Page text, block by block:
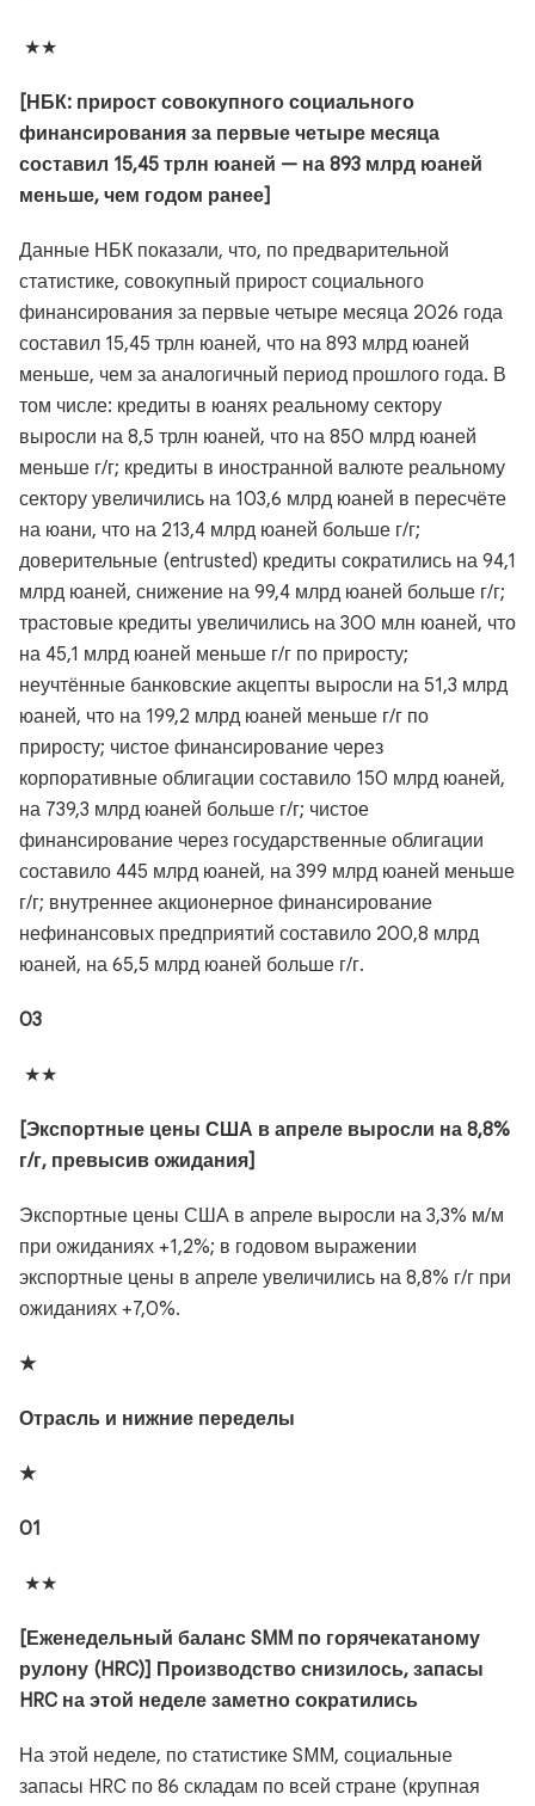
★★
[НБК: прирост совокупного социального
финансирования за первые четыре месяца
составил 15,45 трлн юаней — на 893 млрд юаней
меньше, чем годом ранее]
Данные НБК показали, что, по предварительной
статистике, совокупный прирост социального
финансирования за первые четыре месяца 2026 года
составил 15,45 трлн юаней, что на 893 млрд юаней
меньше, чем за аналогичный период прошлого года. В
том числе: кредиты в юанях реальному сектору
выросли на 8,5 трлн юаней, что на 850 млрд юаней
меньше г/г; кредиты в иностранной валюте реальному
сектору увеличились на 103,6 млрд юаней в пересчёте
на юани, что на 213,4 млрд юаней больше г/г;
доверительные (entrusted) кредиты сократились на 94,1
млрд юаней, снижение на 99,4 млрд юаней больше г/г;
трастовые кредиты увеличились на 300 млн юаней, что
на 45,1 млрд юаней меньше г/г по приросту;
неучтённые банковские акцепты выросли на 51,3 млрд
юаней, что на 199,2 млрд юаней меньше г/г по
приросту; чистое финансирование через
корпоративные облигации составило 150 млрд юаней,
на 739,3 млрд юаней больше г/г; чистое
финансирование через государственные облигации
составило 445 млрд юаней, на 399 млрд юаней меньше
г/г; внутреннее акционерное финансирование
нефинансовых предприятий составило 200,8 млрд
юаней, на 65,5 млрд юаней больше г/г.
03
★★
[Экспортные цены США в апреле выросли на 8,8%
г/г, превысив ожидания]
Экспортные цены США в апреле выросли на 3,3% м/м
при ожиданиях +1,2%; в годовом выражении
экспортные цены в апреле увеличились на 8,8% г/г при
ожиданиях +7,0%.
★
Отрасль и нижние переделы
★
01
★★
[Еженедельный баланс SMM по горячекатаному
рулону (HRC)] Производство снизилось, запасы
HRC на этой неделе заметно сократились
На этой неделе, по статистике SMM, социальные
запасы HRC по 86 складам по всей стране (крупная